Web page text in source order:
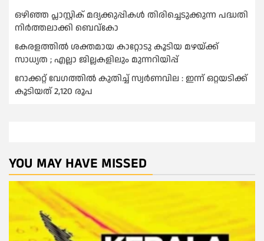
ഒഴിഞ്ഞ പ്ലാസ്റ്റിക് മദ്യക്കുപ്പികള്‍ തിരിച്ചെടുക്കുന്ന പദ്ധതി
നിര്‍ത്തലാക്കി ബെവ്കോ
കേരളത്തിൽ ശക്തമായ കാറ്റോടു കൂടിയ മഴയ്ക്ക്
സാധ്യത ; എല്ലാ ജില്ലകളിലും മുന്നറിയിപ്പ്
റോക്കറ്റ് വേഗത്തില്‍ കുതിച്ച് സ്വര്‍ണവില : ഇന്ന് ഒറ്റയടിക്ക്
കൂടിയത് 2,120 രൂപ
YOU MAY HAVE MISSED